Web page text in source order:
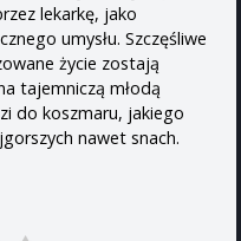
lekarkę, jako
umysłu. Szczęśliwe
życie zostają
tajemniczą młodą
do koszmaru, jakiego
nawet snach.